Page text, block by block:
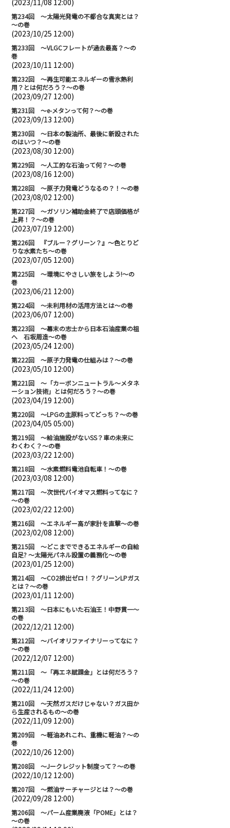
(2023/11/08 12:00)
第234回 ～太陽光発電の不都合な真実とは？
～の巻
(2023/10/25 12:00)
第233回 ～VLGCフレートが過去最高？～の
巻
(2023/10/11 12:00)
第232回 ～再生可能エネルギーの雪氷熱利
用？とは何だろう？～の巻
(2023/09/27 12:00)
第231回 ～e-メタンって何？～の巻
(2023/09/13 12:00)
第230回 ～日本の製油所、最後に新設された
のはいつ？～の巻
(2023/08/30 12:00)
第229回 ～人工的な石油って何？～の巻
(2023/08/16 12:00)
第228回 ～原子力発電どうなるの？！～の巻
(2023/08/02 12:00)
第227回 ～ガソリン補助金終了で店頭価格が
上昇！？～の巻
(2023/07/19 12:00)
第226回 『ブルー？グリーン？』～色とりど
りな水素たち～の巻
(2023/07/05 12:00)
第225回 ～環境にやさしい旅をしよう!～の
巻
(2023/06/21 12:00)
第224回 ～未利用材の活用方法とは～の巻
(2023/06/07 12:00)
第223回 ～幕末の志士から日本石油産業の祖
へ 石坂周造～の巻
(2023/05/24 12:00)
第222回 ～原子力発電の仕組みは？～の巻
(2023/05/10 12:00)
第221回 ～「カーボンニュートラル～メタネ
ーション技術」とは何だろう？～の巻
(2023/04/19 12:00)
第220回 ～LPGの主原料ってどっち？～の巻
(2023/04/05 05:00)
第219回 ～給油施設がないSS？車の未来に
わくわく？～の巻
(2023/03/22 12:00)
第218回 ～水素燃料電池自転車！～の巻
(2023/03/08 12:00)
第217回 ～次世代バイオマス燃料ってなに？
～の巻
(2023/02/22 12:00)
第216回 ～エネルギー高が家計を直撃～の巻
(2023/02/08 12:00)
第215回 ～どこまでできるエネルギーの自給
自足? ～太陽光パネル設置の義務化～の巻
(2023/01/25 12:00)
第214回 ～CO2排出ゼロ！？グリーンLPガス
とは？～の巻
(2023/01/11 12:00)
第213回 ～日本にもいた石油王！中野貫一～
の巻
(2022/12/21 12:00)
第212回 ～バイオリファイナリーってなに？
～の巻
(2022/12/07 12:00)
第211回 ～「再エネ賦課金」とは何だろう？
～の巻
(2022/11/24 12:00)
第210回 ～天然ガスだけじゃない？ガス田か
ら生産されるもの～の巻
(2022/11/09 12:00)
第209回 ～軽油あれこれ、重機に軽油？～の
巻
(2022/10/26 12:00)
第208回 ～Jークレジット制度って？～の巻
(2022/10/12 12:00)
第207回 ～燃油サーチャージとは？～の巻
(2022/09/28 12:00)
第206回 ～パーム産業廃液「POME」とは？
～の巻